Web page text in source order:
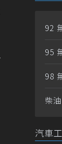
92
95
98
柴油
汽車